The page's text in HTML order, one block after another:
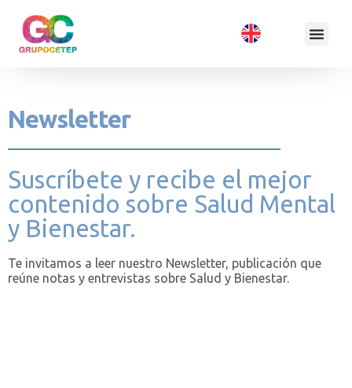
Newsletter
Suscríbete y recibe el mejor
contenido sobre Salud Mental
y Bienestar.
Te invitamos a leer nuestro Newsletter, publicación que
reúne notas y entrevistas sobre Salud y Bienestar.